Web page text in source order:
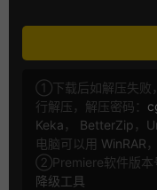
①下载后如解压失败
行解压，解压密码：
Keka ， BetterZip ，
电脑可以用 WinRAR ，
②Premiere软件版本
降级工具